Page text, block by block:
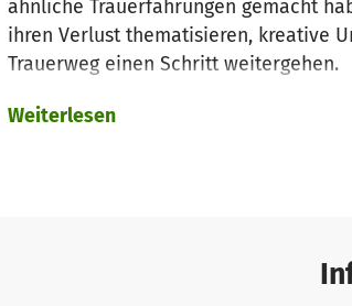
ähnliche Trauerfahrungen gemacht
ihren Verlust thematisieren, kreative
Trauerweg einen Schritt weitergehen.
Das Angebot besteht seit über zehn
Jugendliche kostenfrei. Die
Um diese Qualität weiterhin
Weiterlesen